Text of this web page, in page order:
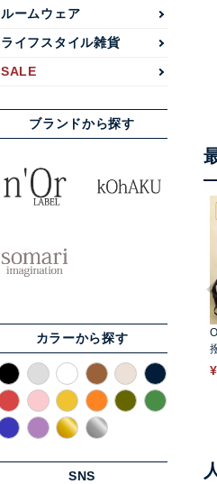
ルームウェア
ライフスタイル雑貨
SALE
ブランドから探す
カラーから探す
SNS
¥